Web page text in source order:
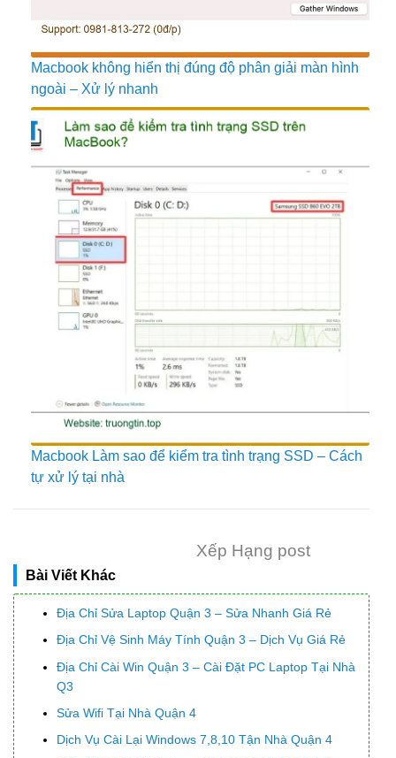
Macbook không hiển thị đúng độ phân giải màn hình
ngoài – Xử lý nhanh
Macbook Làm sao để kiểm tra tình trạng SSD – Cách
tự xử lý tại nhà
Xếp Hạng post
Bài Viết Khác
Địa Chỉ Sửa Laptop Quận 3 – Sửa Nhanh Giá Rẻ
Địa Chỉ Vệ Sinh Máy Tính Quận 3 – Dịch Vụ Giá Rẻ
Địa Chỉ Cài Win Quận 3 – Cài Đặt PC Laptop Tại Nhà
Q3
Sửa Wifi Tại Nhà Quận 4
Dịch Vụ Cài Lại Windows 7,8,10 Tận Nhà Quận 4